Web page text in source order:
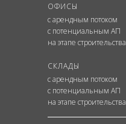
ОФИСЫ
с арендным потоком
с потенциальным АП
на этапе строительства
СКЛАДЫ
с арендным потоком
с потенциальным АП
на этапе строительства